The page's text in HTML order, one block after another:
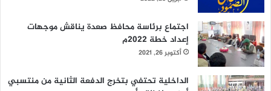
اجتماع برئاسة محافظ صعدة يناقش موجهات
إعداد خطة 2022م
أكتوبر 26, 2021
الداخلية تحتفي بتخرج الدفعة الثانية من منتسبي